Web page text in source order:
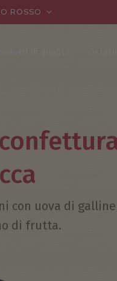
ROSSO
con uova di
di frutta.